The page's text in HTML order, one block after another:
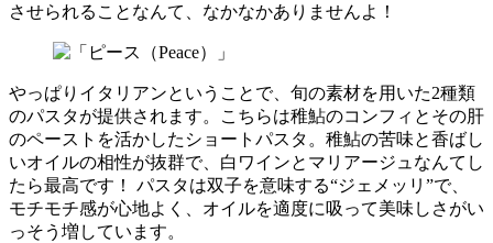
させられることなんて、なかなかありませんよ！
やっぱりイタリアンということで、旬の素材を用いた2種類
のパスタが提供されます。こちらは稚鮎のコンフィとその肝
のペーストを活かしたショートパスタ。稚鮎の苦味と香ばし
いオイルの相性が抜群で、白ワインとマリアージュなんてし
たら最高です！ パスタは双子を意味する“ジェメッリ”で、
モチモチ感が心地よく、オイルを適度に吸って美味しさがい
っそう増しています。